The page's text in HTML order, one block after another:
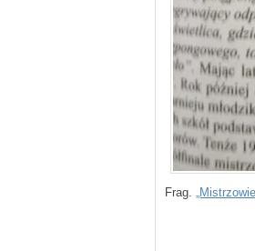
Frag.